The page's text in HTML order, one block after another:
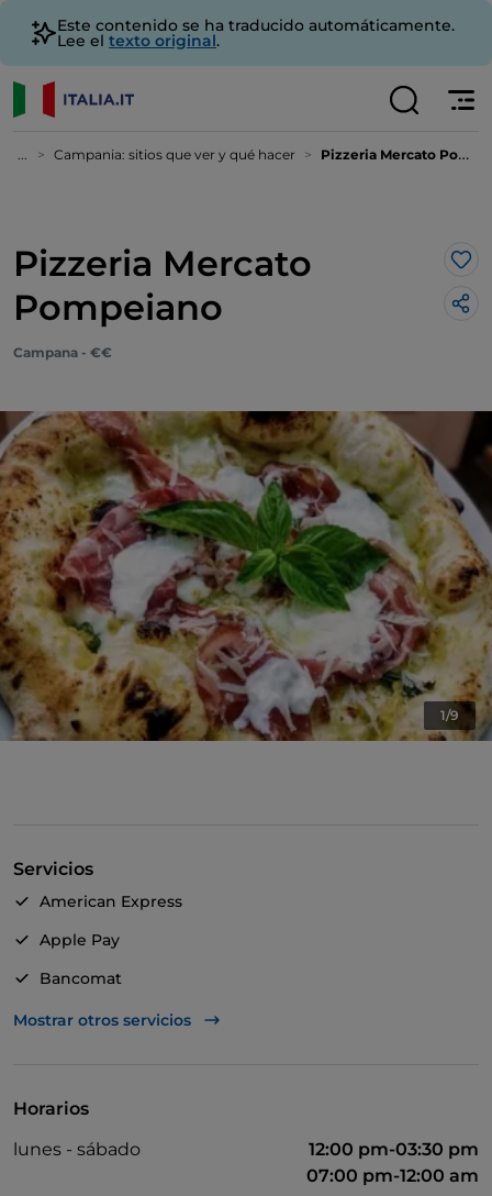
Este contenido se ha traducido automáticamente.
Lee el texto original.
... Campania: sitios que ver y qué hacer Pizzeria Mercato Pompeiano
Pizzeria Mercato
Pompeiano
Me
Campana - €€
1/9
Servicios
American Express
Apple Pay
Bancomat
Diners Club
Mostrar otros servicios
Horarios
lunes - sábado
12:00 pm-03:30 pm
07:00 pm-12:00 am